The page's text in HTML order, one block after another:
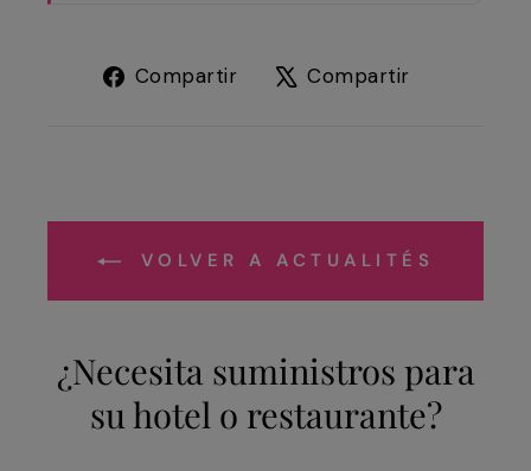
Compartir
Compartir
Compartir
VOLVER A ACTUALITÉS
¿Necesita suministros para
su hotel o restaurante?